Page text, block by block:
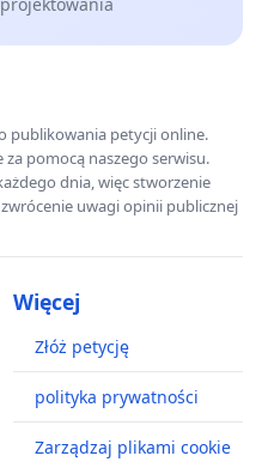
publikowania petycji online.
pomocą naszego serwisu.
dnia, więc stworzenie
uwagi opinii publicznej
Więcej
Złóż petycję
polityka prywatności
Zarządzaj plikami cookie